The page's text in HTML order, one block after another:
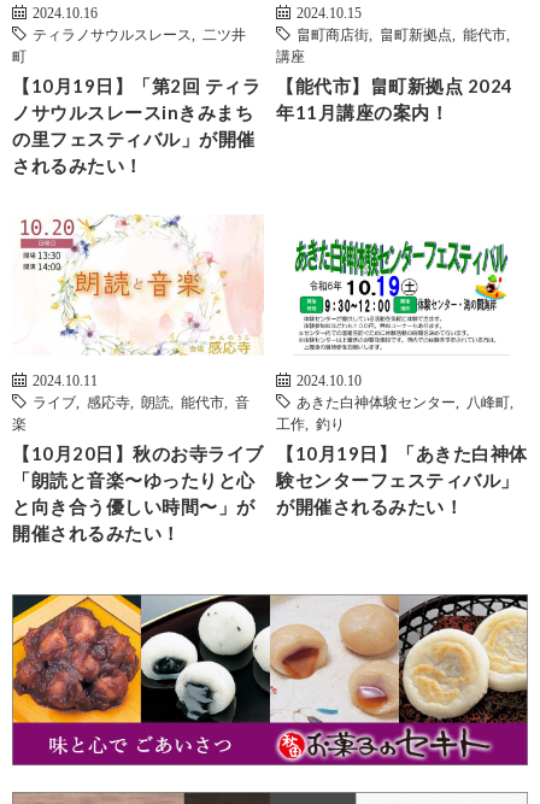
2024.10.16
ティラノサウルスレース
二ツ井
町
【10月19日】「第2回 ティラ
ノサウルスレースinきみまち
の里フェスティバル」が開催
されるみたい！
2024.10.15
畠町商店街
畠町新拠点 能代市
講座
【能代市】畠町新拠点 2024
年11月講座の案内！
2024.10.11
ライブ
感応寺 朗読 能代市
音
楽
【10月20日】秋のお寺ライブ
「朗読と音楽〜ゆったりと心
と向き合う優しい時間〜」が
開催されるみたい！
2024.10.10
あきた白神体験センター
八峰町
工作
釣り
【10月19日】「あきた白神体
験センターフェスティバル」
が開催されるみたい！